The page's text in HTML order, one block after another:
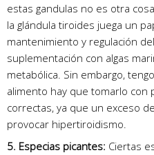
estas gandulas no es otra
la glándula tiroides juega un
mantenimiento y regulación
suplementación con algas
metabólica. Sin embargo,
alimento hay que tomarlo con
correctas, ya que un exceso
provocar hipertiroidismo.
5. Especias picantes: Ciertas